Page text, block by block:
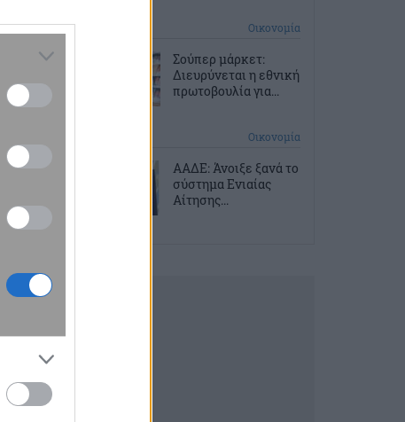
3 ώρες πριν Οικονομία
Σούπερ μάρκετ:
Διευρύνεται η εθνική
πρωτοβουλία για...
Οικονομία
ΑΑΔΕ: Άνοιξε ξανά το
σύστημα Ενιαίας
Αίτησης...